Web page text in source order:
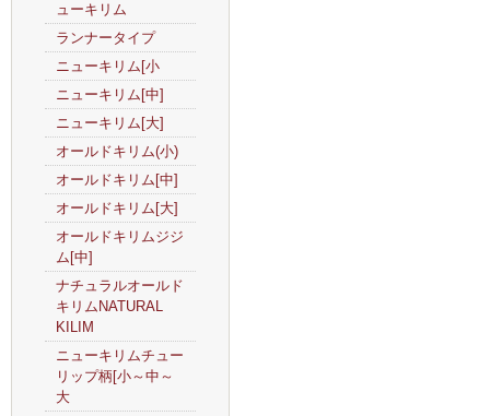
ューキリム
ランナータイプ
ニューキリム[小
ニューキリム[中]
ニューキリム[大]
オールドキリム(小)
オールドキリム[中]
オールドキリム[大]
オールドキリムジジ
ム[中]
ナチュラルオールド
キリムNATURAL
KILIM
ニューキリムチュー
リップ柄[小～中～
大